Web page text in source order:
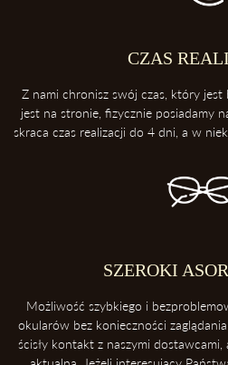
Etui ochroni twoje okulary przed
Dzięki temu ochronisz soczewki przed
4. Unikaj kontaktu z wysokimi
źródeł ciepła takich, jak deska
5. Ściąganie okularów
CZAS
Z nami chronisz swój czas, który
jest na stronie, fizycznie posiadamy
skraca czas realizacji do 4 dni, a w
SZEROKI
Możliwość szybkiego i
okularów bez konieczności
ścisły kontakt z naszymi dostawcami,